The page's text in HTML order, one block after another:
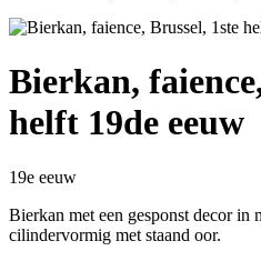
Bierkan,
helft 19de eeuw
19e eeuw
Bierkan met een gesponst decor in
cilindervormig met staand oor.